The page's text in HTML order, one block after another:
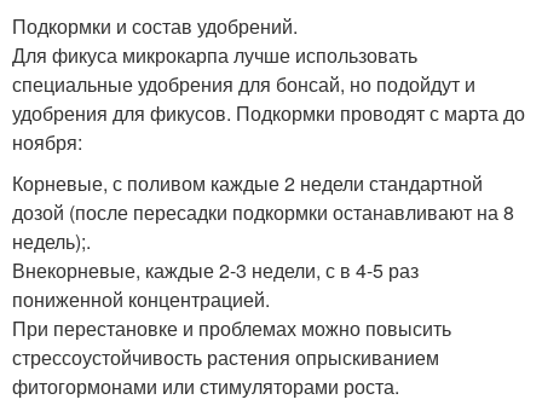
Подкормки и состав удобрений.
Для фикуса микрокарпа лучше использовать
специальные удобрения для бонсай, но подойдут и
удобрения для фикусов. Подкормки проводят с марта до
ноября:
Корневые, с поливом каждые 2 недели стандартной
дозой (после пересадки подкормки останавливают на 8
недель);.
Внекорневые, каждые 2-3 недели, с в 4-5 раз
пониженной концентрацией.
При перестановке и проблемах можно повысить
стрессоустойчивость растения опрыскиванием
фитогормонами или стимуляторами роста.